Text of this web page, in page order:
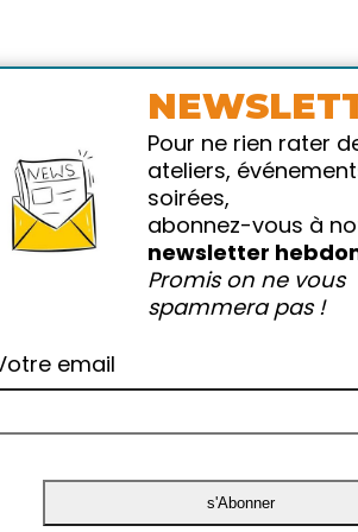
-FAQ
Pour ne rien rater
ateliers,
soirées,
abonnez-vous à
newsletter
Promis on ne vous
spammera pas !
email